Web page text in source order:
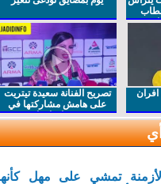
تصريح الفنانة سعيدة تيتريت
على هامش مشاركتها في
مهرجان افران
تمشي على مهل كأنها